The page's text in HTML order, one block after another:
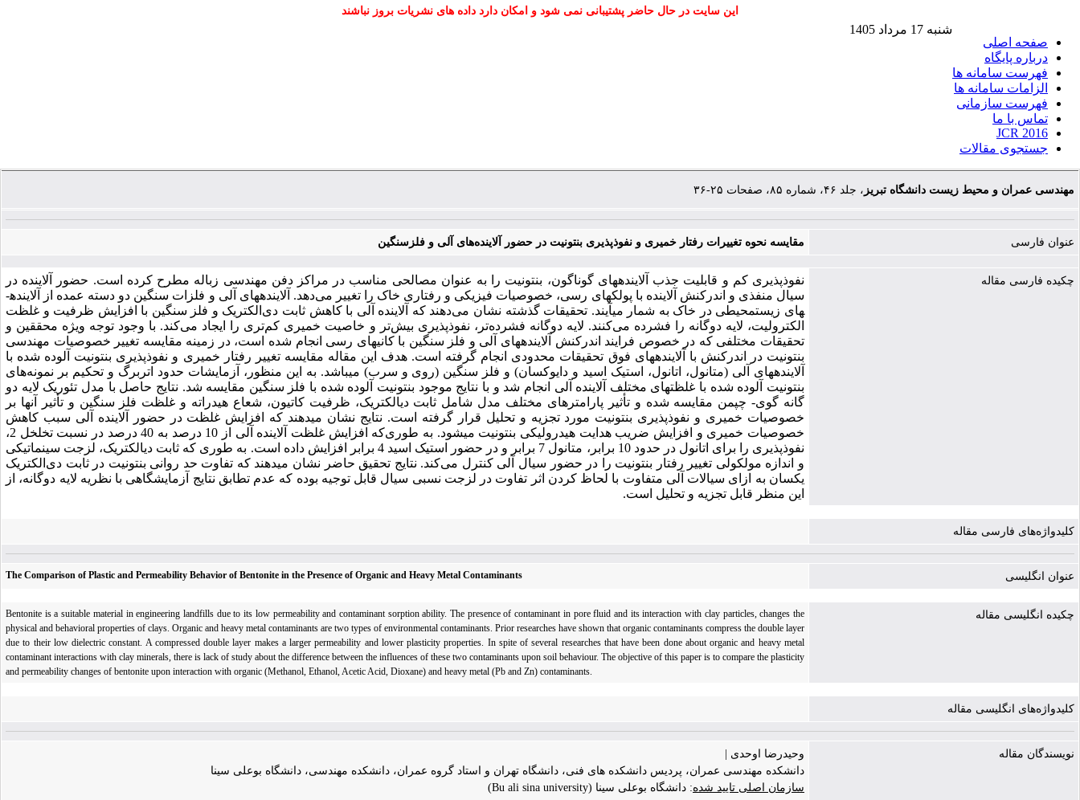
این سایت در حال حاضر پشتیبانی نمی شود و امکان دارد داده های نشریات بروز نباشند
صفحه اصلی
درباره پایگاه
فهرست سامانه ها
الزامات سامانه ها
فهرست سازمانی
تماس با ما
JCR 2016
جستجوی مقالات
شنبه 17 مرداد 1405
مهندسی عمران و محیط زیست دانشگاه تبریز ، جلد ۴۶، شماره ۸۵، صفحات ۲۵-۳۶
عنوان فارسی مقایسه نحوه تغییرات رفتار خمیری و نفوذپذیری بنتونیت در حضور آلاینده‌های آلی و فلزسنگین
چکیده فارسی مقاله
نفوذپذیری کم و قابلیت جذب آلاینده­های گوناگون، بنتونیت را به عنوان مصالحی مناسب در مراکز دفن مهندسی زباله مطرح کرده است. حضور آلاینده در
سیال منفذی و اندرکنش آلاینده با پولک­های رسی، خصوصیات فیزیکی و رفتاری خاک را تغییر می‌دهد. آلاینده­های آلی و فلزات سنگین دو دسته عمده از آلاینده­
های زیست­محیطی در خاک به شمار می­آیند. تحقیقات گذشته نشان می‌دهند که آلاینده آلی با کاهش ثابت دی‌الکتریک و فلز سنگین با افزایش ظرفیت و غلظت
الکترولیت، لایه‌ دوگانه را فشرده می‌کنند. لایه دوگانه فشرده‌تر، نفوذپذیری بیش‌تر و خاصیت خمیری کم‌تری را ایجاد می‌کند. با وجود توجه ویژه محققین و
تحقیقات مختلفی که در خصوص فرایند اندرکنش آلاینده­های آلی و فلز سنگین با کانی­های رسی انجام شده است، در زمینه مقایسه تغییر خصوصیات مهندسی
بنتونیت در اندرکنش با آلاینده­های فوق تحقیقات محدودی انجام گرفته است. هدف این مقاله مقایسه تغییر رفتار خمیری و نفوذپذیری بنتونیت آلوده شده با
آلاینده­های آلی (متانول، اتانول، استیک اسید و دایوکسان) و فلز سنگین (روی و سرب) می­باشد. به این منظور، آزمایشات حدود اتربرگ و تحکیم بر نمونه‌های
بنتونیت آلوده شده با غلظت­های مختلف آلاینده آلی انجام شد و با نتایج موجود بنتونیت آلوده شده با فلز سنگین مقایسه شد. نتایج حاصل با مدل تئوریک لایه دو
گانه گوی- چپمن مقایسه شده و تأثیر پارامترهای مختلف مدل شامل ثابت دی­الکتریک، ظرفیت کاتیون، شعاع هیدراته و غلظت فلز سنگین و تأثیر آن­ها بر
خصوصیات خمیری و نفوذپذیری بنتونیت مورد تجزیه و تحلیل قرار گرفته است. نتایج نشان می­دهند که افزایش غلظت در حضور آلاینده آلی سبب کاهش
خصوصیات خمیری و افزایش ضریب هدایت هیدرولیکی بنتونیت می­شود. به طوری‌که افزایش غلظت آلاینده آلی از 10 درصد به 40 درصد در نسبت تخلخل 2،
نفوذپذیری را برای اتانول در حدود 10 برابر، متانول 7 برابر و در حضور استیک اسید 4 برابر افزایش داده است. به طوری که ثابت دی­الکتریک، لزجت سینماتیکی
و اندازه‌ مولکولی تغییر رفتار بنتونیت را در حضور سیال آلی کنترل می‌کند. نتایج تحقیق حاضر نشان می­دهند که تفاوت حد روانی بنتونیت در ثابت دی‌الکتریک
یکسان به ازای سیالات آلی متفاوت با لحاظ کردن اثر تفاوت در لزجت نسبی سیال قابل توجیه بوده که عدم تطابق نتایج آزمایشگاهی با نظریه‌ لایه دوگانه، از
این منظر قابل تجزیه و تحلیل است.
کلیدواژه‌های فارسی مقاله
عنوان انگلیسی The Comparison of Plastic and Permeability Behavior of Bentonite in the Presence of Organic and Heavy Metal Contaminants
چکیده انگلیسی مقاله
Bentonite is a suitable material in engineering landfills due to its low permeability and contaminant sorption ability. The presence of contaminant in pore fluid and its interaction with clay particles, changes the
physical and behavioral properties of clays. Organic and heavy metal contaminants are two types of environmental contaminants. Prior researches have shown that organic contaminants compress the double layer
due to their low dielectric constant. A compressed double layer makes a larger permeability and lower plasticity properties. In spite of several researches that have been done about organic and heavy metal
contaminant interactions with clay minerals, there is lack of study about the difference between the influences of these two contaminants upon soil behaviour. The objective of this paper is to compare the plasticity
and permeability changes of bentonite upon interaction with organic (Methanol, Ethanol, Acetic Acid, Dioxane) and heavy metal (Pb and Zn) contaminants.
کلیدواژه‌های انگلیسی مقاله
نویسندگان مقاله
وحیدرضا اوحدی |
دانشکده مهندسی عمران، پردیس دانشکده های فنی، دانشگاه تهران و استاد گروه عمران، دانشکده مهندسی، دانشگاه بوعلی سینا
سازمان اصلی تایید شده: دانشگاه بوعلی سینا (Bu ali sina university)